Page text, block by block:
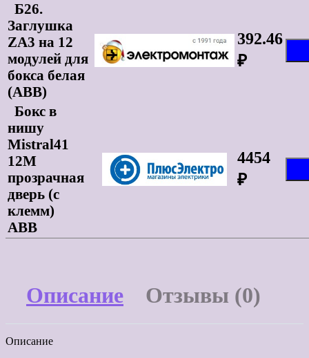
Б26.
Заглушка
ZA3 на 12
модулей для
бокса белая
(ABB)
392.46
₽
Бокс в
нишу
Mistral41
12М
прозрачная
дверь (с
клемм)
ABB
4454
₽
Описание Отзывы (0)
Описание